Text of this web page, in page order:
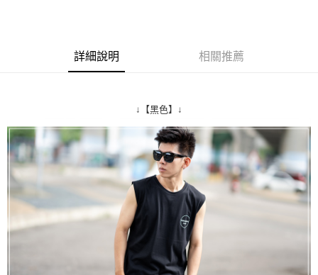
AFTEE先享後付是「在收到商品之後才付款」的支付方式。 讓您購物簡單
３．安心：先確認商品／服務後，再付款。
【「AFTEE先享後付」結帳流程】
１．於結帳方式選擇「AFTEE先享後付」後，將跳轉至「AFTEE先享後付」
結帳頁面，進行簡訊認證並確認金額後，即可完成結帳。
２．訂單成立數日內，您將收到繳費通知簡訊。
３．收到繳費通知簡訊後14天內，點擊此簡訊中的連結，可透過四大超商／
ATM／網路銀行／等多元方式進行付款，方視為交易完成。
※ 請注意：結帳手續完成當下不需立刻繳費，但若您需要取消訂單，請聯絡
購買商品的店家。未經商家同意取消之訂單仍視為有效，需透過AFTEE先享
後付繳納相關費用。
※ 交易是否成功請以「AFTEE先享後付 」之結帳頁面顯示為準，若有關於
是否繳費成功／繳費後需取消欲退款等相關疑問，請聯繫「AFTEE先享後付
https://netprotections.freshdesk.com/support/home
每筆NT$80，滿NT$1,800(含以上)免運費
先付款後全家取貨
每筆NT$80，滿NT$1,800(含以上)免運費
7-11付款取貨
每筆NT$80，滿NT$1,800(含以上)免運費
每筆NT$80，滿NT$1,800(含以上)免運費
詳細說明 相關推薦
↓【黑色】↓